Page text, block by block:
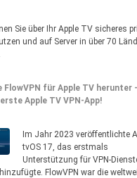
Sie über Ihr Apple TV sicheres
und auf Server in über 70
FlowVPN für Apple TV herunter
Apple TV VPN-App!
Im Jahr 2023 veröffentlichte
tvOS 17, das erstmals
Unterstützung für VPN-
FlowVPN war die